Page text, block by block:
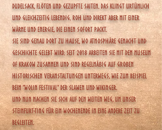
Dudelsack, Flöten und gezupfte Saiten. Das klingt urtümlich
und gleichzeitig lebendig. Roh und direkt aber mit einer
Wärme und Energie, die einen sofort packt.
Sie sind genau dort zu Hause, wo Atmosphäre gemacht und
Geschichte gelebt wird. Seit 2018 arbeiten sie mit dem Museum
of Krakow zusammen und sind regelmäßig auf großen
historischen Veranstaltungen unterwegs, wie zum Beispiel
beim "Wolin Festival" der Slawen und Wikinger.
Und nun machen sie sich auf den weiten Weg, um unser
Steinfurt-Ting für ein Wochenende in eine andere Zeit zu
begleiten.